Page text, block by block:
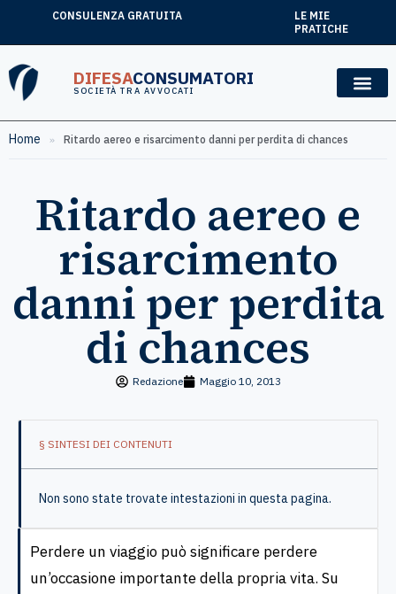
CONSULENZA GRATUITA
LE MIE
PRATICHE
DIFESACONSUMATORI
SOCIETÀ TRA AVVOCATI
Home » Ritardo aereo e risarcimento danni per perdita di chances
Ritardo aereo e
risarcimento
danni per perdita
di chances
Redazione Maggio 10, 2013
§ SINTESI DEI CONTENUTI
Non sono state trovate intestazioni in questa pagina.
Perdere un viaggio può significare perdere
un’occasione importante della propria vita. Su